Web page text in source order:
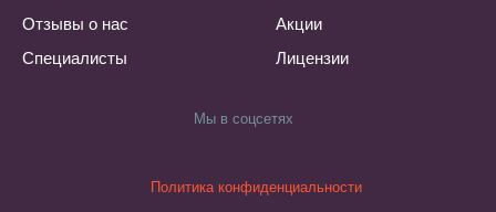
Отзывы о нас
Специалисты
Акции
Лицензии
Мы в соцсетях
Политика конфиденциальности